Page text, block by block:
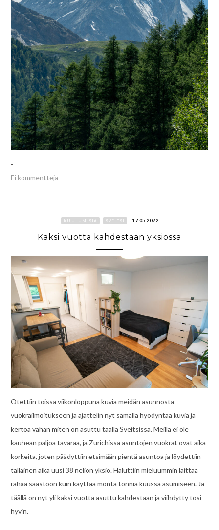
-
Ei kommentteja
KUULUMISIA SVEITSI 17.05.2022
Kaksi vuotta kahdestaan yksiössä
Otettiin toissa viikonloppuna kuvia meidän asunnosta
vuokrailmoitukseen ja ajattelin nyt samalla hyödyntää kuvia ja
kertoa vähän miten on asuttu täällä Sveitsissä. Meillä ei ole
kauhean paljoa tavaraa, ja Zurichissa asuntojen vuokrat ovat aika
korkeita, joten päädyttiin etsimään pientä asuntoa ja löydettiin
tällainen aika uusi 38 neliön yksiö. Haluttiin mieluummin laittaa
rahaa säästöön kuin käyttää monta tonnia kuussa asumiseen. Ja
täällä on nyt yli kaksi vuotta asuttu kahdestaan ja viihdytty tosi
hyvin.